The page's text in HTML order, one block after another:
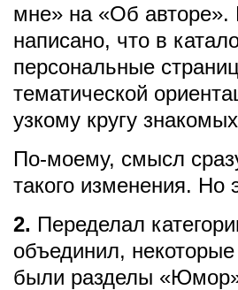
мне» на «Об авторе».
написано, что в
персональные
тематической
узкому кругу
По-моему, смысл
такого изменения. Но
2. Переделал
объединил,
были разделы